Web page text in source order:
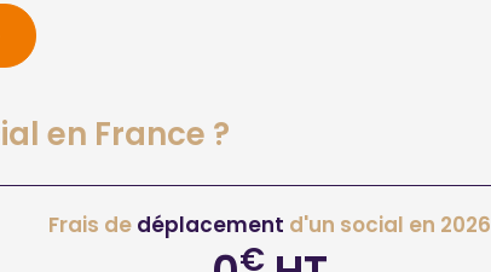
en France ?
Frais de déplacement d'un social en 2026
€